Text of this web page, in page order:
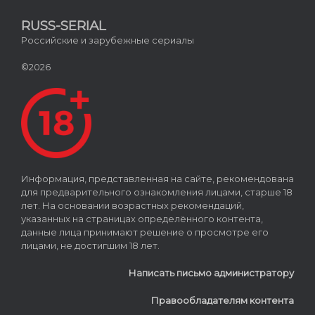
RUSS-SERIAL
Российские и зарубежные сериалы
©2026
Информация, представленная на сайте, рекомендована
для предварительного ознакомления лицами, старше 18
лет. На основании возрастных рекомендаций,
указанных на страницах определённого контента,
данные лица принимают решение о просмотре его
лицами, не достигшим 18 лет.
Написать письмо администратору
Правообладателям контента